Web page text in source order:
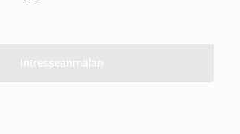
Intresseanmälan